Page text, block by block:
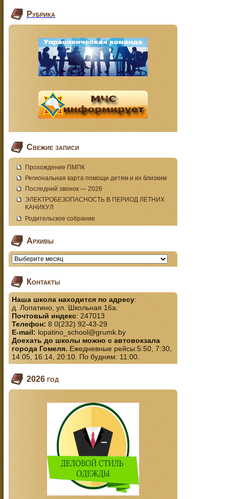
Рубрика
Свежие записи
Прохождение ПМПК
Региональная карта помощи детям и их близким
Последний звонок — 2026
ЭЛЕКТРОБЕЗОПАСНОСТЬ В ПЕРИОД ЛЕТНИХ
КАНИКУЛ
Родительское собрание
Архивы
Контакты
Наша школа находится по адресу:
д. Лопатино, ул. Школьная 16а.
Почтовый индекс: 247013
Телефон:8 0(232) 92-43-29
E-mail:lopatino_school@grumk.by
Доехать до школы можно с автовокзала
города Гомеля. Ежедневные рейсы:5:50, 7:30,
14:05, 16:14, 20:10. По будням: 11:00.
2026 год